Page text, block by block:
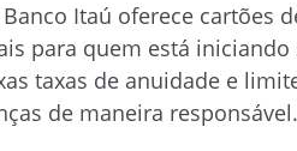
Itaú oferece cartões
para quem está
taxas de anuidade e
de maneira responsável.